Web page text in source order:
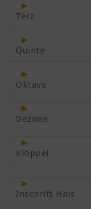
Terz
Quinte
Oktave
Dezime
Klöppel
Inschrift Hals